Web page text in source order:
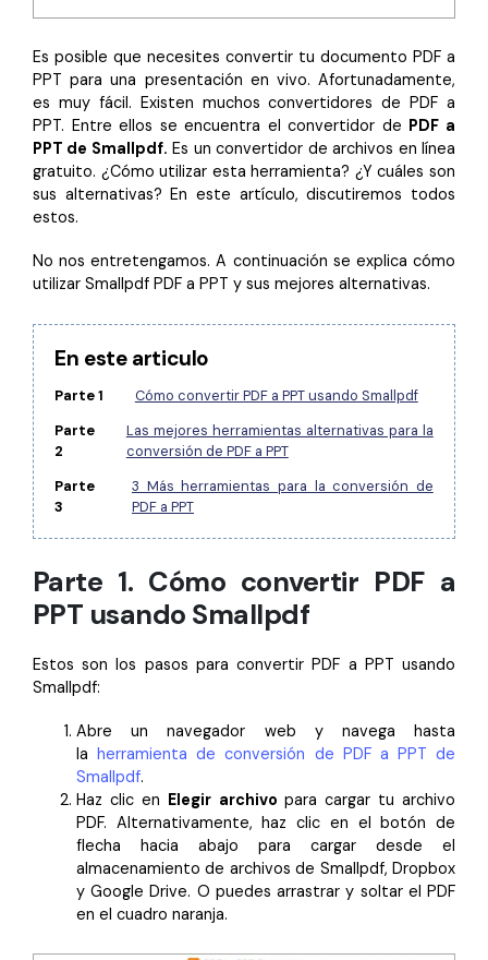
PDF OCR
Extraer datos de PDF
Proteger PDF
Compartir PDF
Educación
Legal
Sanidad
Finanzas
Gobierno
Publicación
Freelancer
Historias de clientes
Comparación de software
Usar mejor PDFelement
¿Qué hay de nuevo?
Especificaciones técnicas
Soporte de contacto
PDFelement para Windows
PDFelement para Mac
Videos tutoriales
PDFelement para Android
Explorar más
Edita y personaliza plantillas gratuitas.
Adquiere PDFelement con descuento académico.
Centro de descargas
Descarga las herramientas de PDF.
Actualización
Actualizar a PDFelement V12.
Es posible que necesites convertir tu documento PDF a
PPT para una presentación en vivo. Afortunadamente,
es muy fácil. Existen muchos convertidores de PDF a
PPT. Entre ellos se encuentra el convertidor de PDF a
PPT de Smallpdf. Es un convertidor de archivos en línea
gratuito. ¿Cómo utilizar esta herramienta? ¿Y cuáles son
sus alternativas? En este artículo, discutiremos todos
estos.
No nos entretengamos. A continuación se explica cómo
utilizar Smallpdf PDF a PPT y sus mejores alternativas.
En este articulo
Parte 1
Cómo convertir PDF a PPT usando Smallpdf
Parte
2
Las mejores herramientas alternativas para la
conversión de PDF a PPT
Parte
3
3 Más herramientas para la conversión de
PDF a PPT
Parte 1. Cómo convertir PDF a
PPT usando Smallpdf
Estos son los pasos para convertir PDF a PPT usando
Smallpdf:
Abre un navegador web y navega hasta
la herramienta de conversión de PDF a PPT de
Smallpdf.
Haz clic en Elegir archivo para cargar tu archivo
PDF. Alternativamente, haz clic en el botón de
flecha hacia abajo para cargar desde el
almacenamiento de archivos de Smallpdf, Dropbox
y Google Drive. O puedes arrastrar y soltar el PDF
en el cuadro naranja.